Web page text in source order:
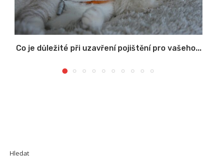
Co je důležité při uzavření pojištění pro vašeho...
Hledat